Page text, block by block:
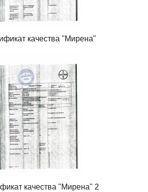
качества "Мирена"
качества "Мирена" 2